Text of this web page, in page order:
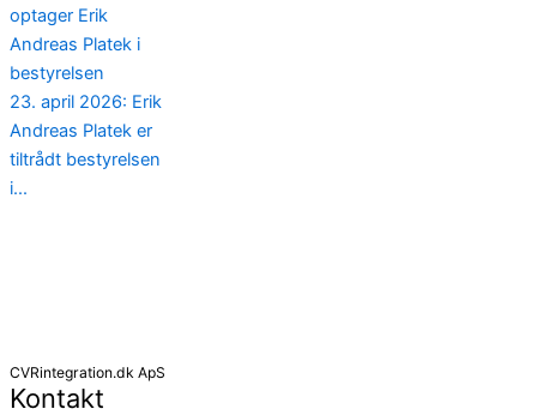
optager Erik
Andreas Platek i
bestyrelsen
23. april 2026: Erik
Andreas Platek er
tiltrådt bestyrelsen
i...
CVRintegration.dk ApS
Kontakt